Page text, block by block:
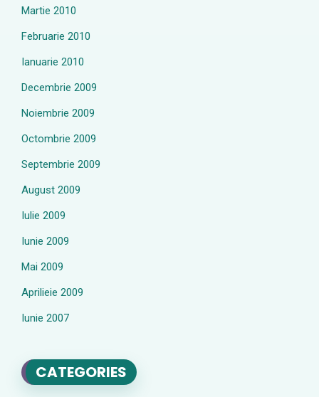
Martie 2010
Februarie 2010
Ianuarie 2010
Decembrie 2009
Noiembrie 2009
Octombrie 2009
Septembrie 2009
August 2009
Iulie 2009
Iunie 2009
Mai 2009
Aprilieie 2009
Iunie 2007
CATEGORIES